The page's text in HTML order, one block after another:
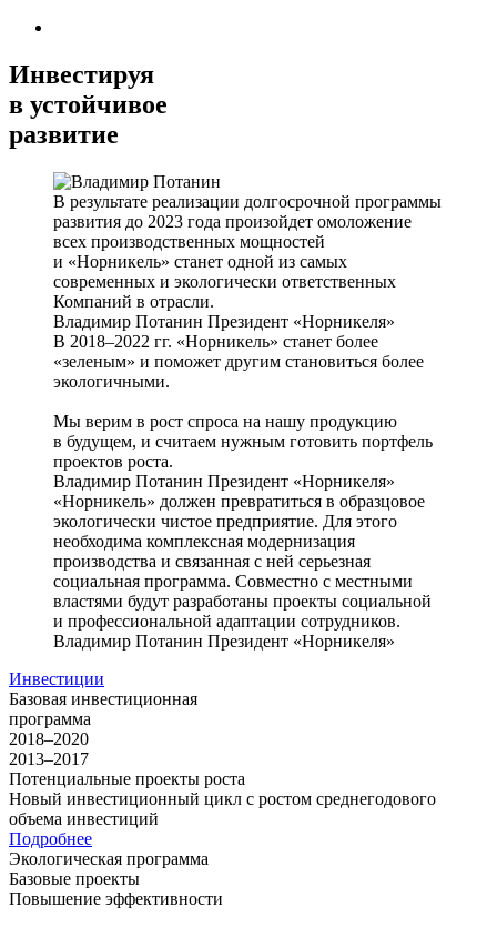
Инвестируя
в устойчивое
развитие
В результате реализации долгосрочной программы
развития до 2023 года произойдет омоложение
всех производственных мощностей
и «Норникель» станет одной из самых
современных и экологически ответственных
Компаний в отрасли.
Владимир Потанин Президент «Норникеля»
В 2018–2022 гг. «Норникель» станет более
«зеленым» и поможет другим становиться более
экологичными.
Мы верим в рост спроса на нашу продукцию
в будущем, и считаем нужным готовить портфель
проектов роста.
Владимир Потанин Президент «Норникеля»
«Норникель» должен превратиться в образцовое
экологически чистое предприятие. Для этого
необходима комплексная модернизация
производства и связанная с ней серьезная
социальная программа. Совместно с местными
властями будут разработаны проекты социальной
и профессиональной адаптации сотрудников.
Владимир Потанин Президент «Норникеля»
Инвестиции
Базовая инвестиционная
программа
2018–2020
2013–2017
Потенциальные проекты роста
Новый инвестиционный цикл с ростом среднегодового
объема инвестиций
Подробнее
Экологическая программа
Базовые проекты
Повышение эффективности